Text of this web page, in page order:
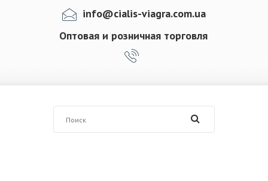
info@cialis-viagra.com.ua
Оптовая и розничная торговля